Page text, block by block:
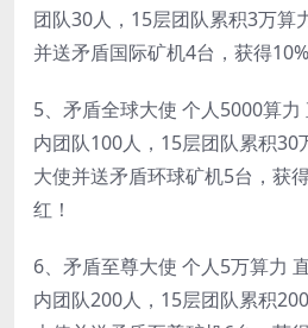
团队30人，15层团队累积3万算
并送矛盾国际矿机4台，获得
5、矛盾全球大使 个人5000算
内团队100人，15层团队累积30
大使并送矛盾环球矿机5台，获
红！
6、矛盾至尊大使 个人5万算力
内团队200人，15层团队累积